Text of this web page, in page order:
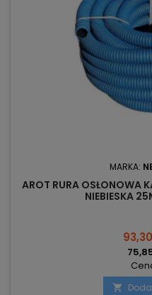
MARKA:
AROT RURA OSŁONOWA
NIEBIESKA
